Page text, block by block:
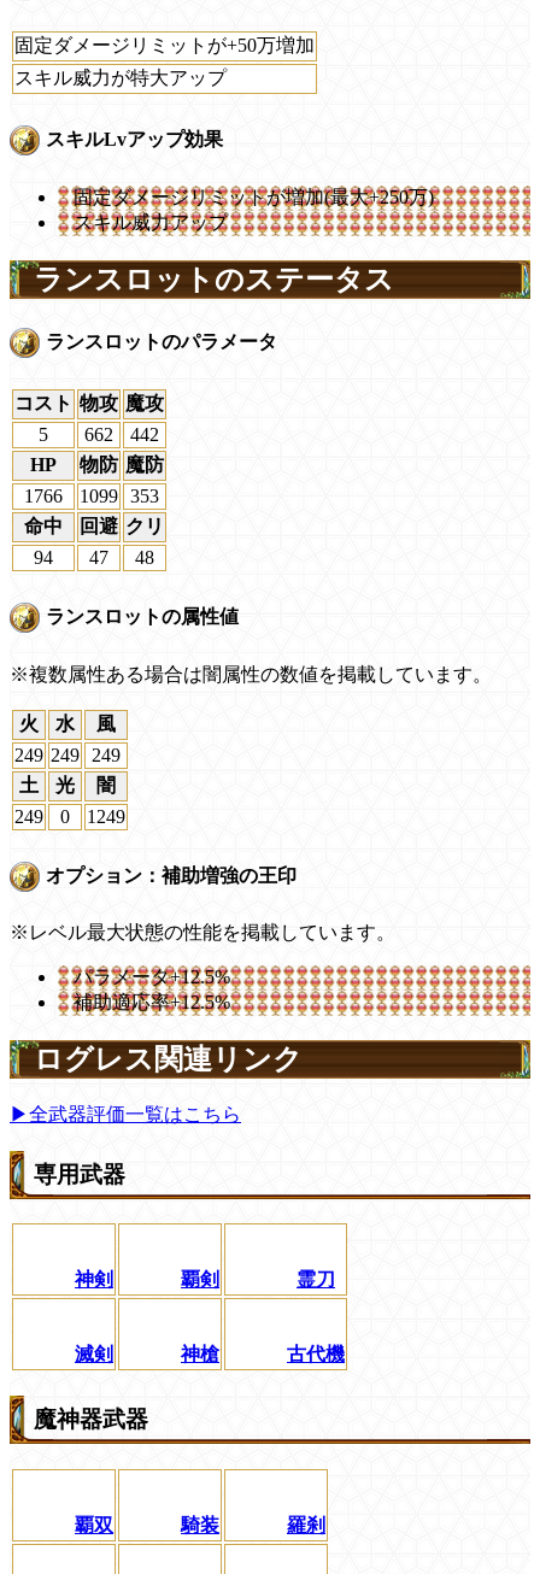
固定ダメージリミットが+50万増加
スキル威力が特大アップ
スキルLvアップ効果
固定ダメージリミットが増加(最大+250万)
スキル威力アップ
ランスロットのステータス
ランスロットのパラメータ
コスト 物攻 魔攻
5
662
442
HP
物防 魔防
1766
1099 353
命中
回避 クリ
94
47 48
ランスロットの属性値
※複数属性ある場合は闇属性の数値を掲載しています。
火 水
風
249 249
249
土
光
闇
249
0 1249
オプション：補助増強の王印
※レベル最大状態の性能を掲載しています。
パラメータ+12.5%
補助適応率+12.5%
ログレス関連リンク
▶全武器評価一覧はこちら
専用武器
神剣 覇剣 霊刀
滅剣 神槍 古代機
魔神器武器
覇双 騎装 羅刹